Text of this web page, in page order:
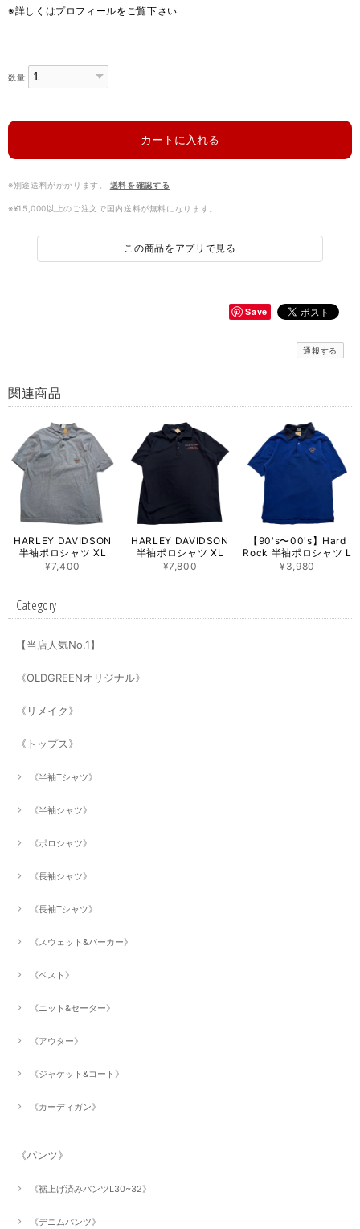
※詳しくはプロフィールをご覧下さい
数量
カートに入れる
※別途送料がかかります。 送料を確認する
※¥15,000以上のご注文で国内送料が無料になります。
この商品をアプリで見る
Save
通報する
関連商品
HARLEY DAVIDSON
半袖ポロシャツ XL
¥7,400
HARLEY DAVIDSON
半袖ポロシャツ XL
¥7,800
【90's〜00's】Hard
Rock 半袖ポロシャツ L
¥3,980
Category
【当店人気No.1】
《OLDGREENオリジナル》
《リメイク》
《トップス》
《半袖Tシャツ》
《半袖シャツ》
《ポロシャツ》
《長袖シャツ》
《長袖Tシャツ》
《スウェット&パーカー》
《ベスト》
《ニット&セーター》
《アウター》
《ジャケット&コート》
《カーディガン》
《パンツ》
《裾上げ済みパンツL30~32》
《デニムパンツ》